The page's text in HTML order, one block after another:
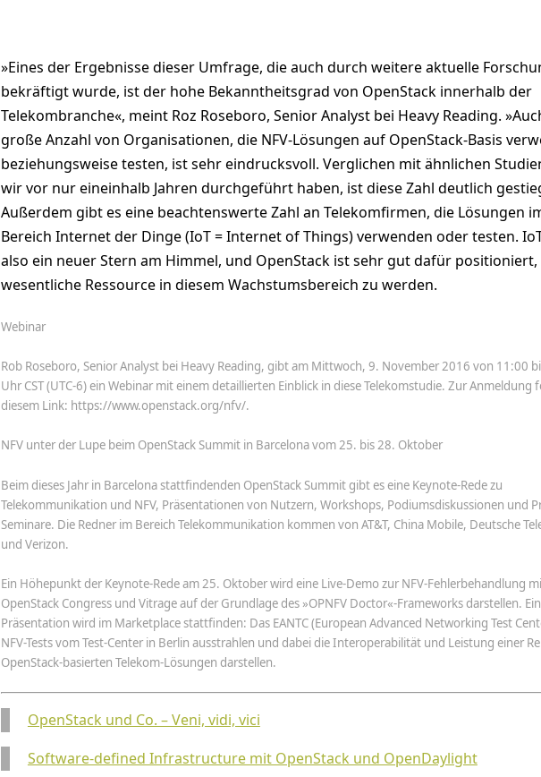
»Eines der Ergebnisse dieser Umfrage, die auch durch weitere aktuelle
bekräftigt wurde, ist der hohe Bekanntheitsgrad von OpenStack innerhalb der
Telekombranche«, meint Roz Roseboro, Senior Analyst bei Heavy Reading.
große Anzahl von Organisationen, die NFV-Lösungen auf OpenStack-Basis
beziehungsweise testen, ist sehr eindrucksvoll. Verglichen mit ähnlichen
wir vor nur eineinhalb Jahren durchgeführt haben, ist diese Zahl deutlich
Außerdem gibt es eine beachtenswerte Zahl an Telekomfirmen, die Lösungen
Bereich Internet der Dinge (IoT = Internet of Things) verwenden oder testen.
also ein neuer Stern am Himmel, und OpenStack ist sehr gut dafür positioniert,
wesentliche Ressource in diesem Wachstumsbereich zu werden.
Webinar
Rob Roseboro, Senior Analyst bei Heavy Reading, gibt am Mittwoch, 9. November 2016 von 11:00
Uhr CST (UTC-6) ein Webinar mit einem detaillierten Einblick in diese Telekomstudie. Zur Anmeldung
diesem Link: https://www.openstack.org/nfv/.
NFV unter der Lupe beim OpenStack Summit in Barcelona vom 25. bis 28. Oktober
Beim dieses Jahr in Barcelona stattfindenden OpenStack Summit gibt es eine Keynote-Rede zu
Telekommunikation und NFV, Präsentationen von Nutzern, Workshops, Podiumsdiskussionen und
Seminare. Die Redner im Bereich Telekommunikation kommen von AT&T, China Mobile, Deutsche
und Verizon.
Ein Höhepunkt der Keynote-Rede am 25. Oktober wird eine Live-Demo zur NFV-Fehlerbehandlung
OpenStack Congress und Vitrage auf der Grundlage des »OPNFV Doctor«-Frameworks darstellen.
Präsentation wird im Marketplace stattfinden: Das EANTC (European Advanced Networking Test
NFV-Tests vom Test-Center in Berlin ausstrahlen und dabei die Interoperabilität und Leistung einer
OpenStack-basierten Telekom-Lösungen darstellen.
OpenStack und Co. – Veni, vidi, vici
Software-defined Infrastructure mit OpenStack und OpenDaylight